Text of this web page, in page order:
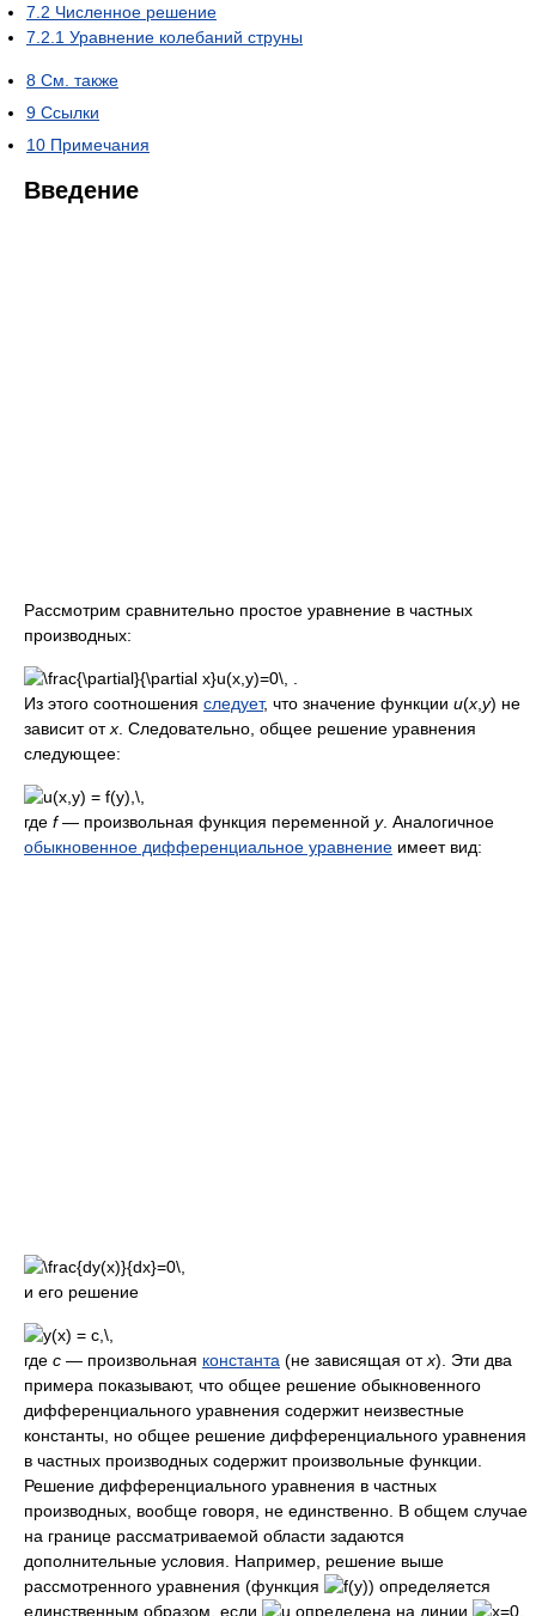
7.2 Численное решение
7.2.1 Уравнение колебаний струны
8 См. также
9 Ссылки
10 Примечания
Введение
Рассмотрим сравнительно простое уравнение в частных
производных:
Из этого соотношения следует, что значение функции u(x y) не
зависит отx . Следовательно, общее решение уравнения
следующее:
где f— произвольная функция переменной y. Аналогичное
обыкновенное дифференциальное уравнение имеет вид:
и его решение
где c — произвольная константа (не зависящая отx). Эти два
примера показывают, что общее решение обыкновенного
дифференциального уравнения содержит неизвестные
константы, но общее решение дифференциального уравнения
в частных производных содержит произвольные функции.
Решение дифференциального уравнения в частных
производных, вообще говоря, не единственно. В общем случае
на границе рассматриваемой области задаются
дополнительные условия. Например, решение выше
рассмотренного уравнения (функция
) определяется
единственным образом, если
определена на линии